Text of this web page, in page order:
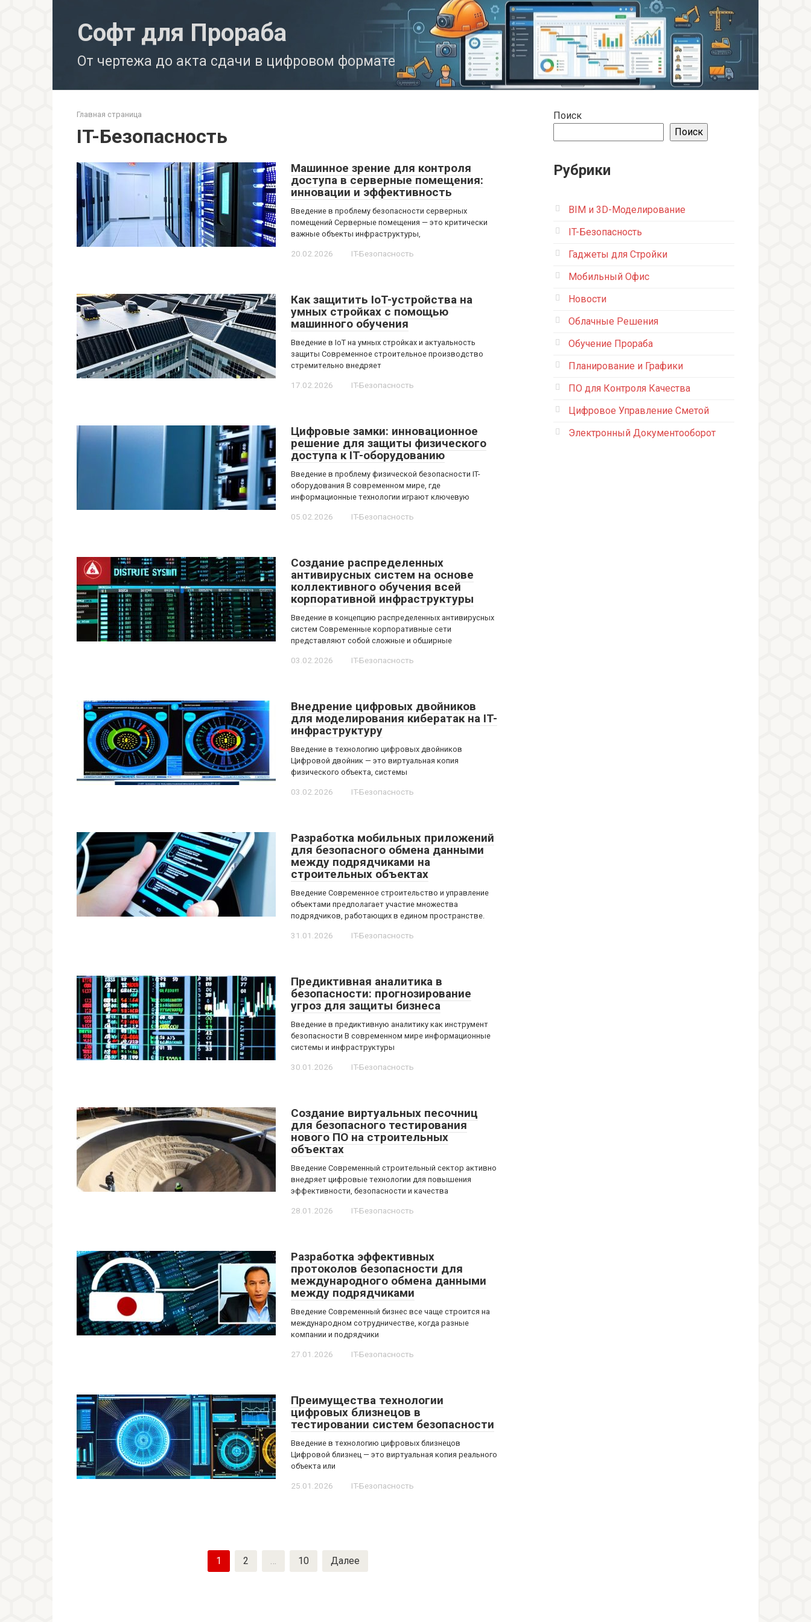
Софт для Прораба
От чертежа до акта сдачи в цифровом формате
Главная страница
IT-Безопасность
Машинное зрение для контроля
доступа в серверные помещения:
инновации и эффективность
Введение в проблему безопасности серверных
помещений Серверные помещения — это критически
важные объекты инфраструктуры,
20.02.2026 IT-Безопасность
Как защитить IoT-устройства на
умных стройках с помощью
машинного обучения
Введение в IoT на умных стройках и актуальность
защиты Современное строительное производство
стремительно внедряет
17.02.2026 IT-Безопасность
Цифровые замки: инновационное
решение для защиты физического
доступа к IT-оборудованию
Введение в проблему физической безопасности IT-
оборудования В современном мире, где
информационные технологии играют ключевую
05.02.2026 IT-Безопасность
Создание распределенных
антивирусных систем на основе
коллективного обучения всей
корпоративной инфраструктуры
Введение в концепцию распределенных антивирусных
систем Современные корпоративные сети
представляют собой сложные и обширные
03.02.2026 IT-Безопасность
Внедрение цифровых двойников
для моделирования кибератак на IT-
инфраструктуру
Введение в технологию цифровых двойников
Цифровой двойник — это виртуальная копия
физического объекта, системы
03.02.2026 IT-Безопасность
Разработка мобильных приложений
для безопасного обмена данными
между подрядчиками на
строительных объектах
Введение Современное строительство и управление
объектами предполагает участие множества
подрядчиков, работающих в едином пространстве.
31.01.2026 IT-Безопасность
Предиктивная аналитика в
безопасности: прогнозирование
угроз для защиты бизнеса
Введение в предиктивную аналитику как инструмент
безопасности В современном мире информационные
системы и инфраструктуры
30.01.2026 IT-Безопасность
Создание виртуальных песочниц
для безопасного тестирования
нового ПО на строительных
объектах
Введение Современный строительный сектор активно
внедряет цифровые технологии для повышения
эффективности, безопасности и качества
28.01.2026 IT-Безопасность
Разработка эффективных
протоколов безопасности для
международного обмена данными
между подрядчиками
Введение Современный бизнес все чаще строится на
международном сотрудничестве, когда разные
компании и подрядчики
27.01.2026 IT-Безопасность
Преимущества технологии
цифровых близнецов в
тестировании систем безопасности
Введение в технологию цифровых близнецов
Цифровой близнец — это виртуальная копия реального
объекта или
25.01.2026 IT-Безопасность
1 2 … 10 Далее
Поиск
Поиск
Рубрики
BIM и 3D-Моделирование
IT-Безопасность
Гаджеты для Стройки
Мобильный Офис
Новости
Облачные Решения
Обучение Прораба
Планирование и Графики
ПО для Контроля Качества
Цифровое Управление Сметой
Электронный Документооборот